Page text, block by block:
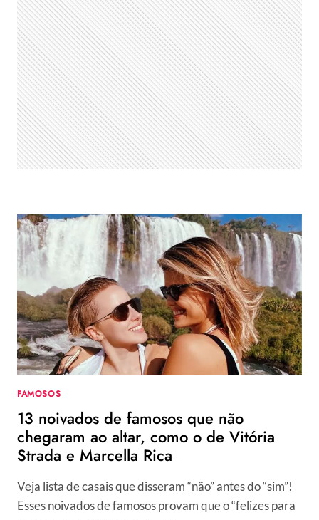
PREFERIU
PRISÃO
A
PAGAR
PENSÃO
ALIMENTÍCIA:
“MULHER
TEM
VANTAGEM”
FAMOSOS
13 noivados de famosos que não
chegaram ao altar, como o de Vitória
Strada e Marcella Rica
Veja lista de casais que disseram “não” antes do “sim”!
Esses noivados de famosos provam que o “felizes para